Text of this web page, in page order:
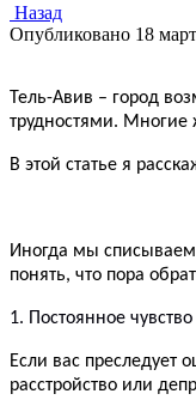
Назад
Опубликовано 18
Тель-Авив – город
трудностями. Многие
В этой статье я
Иногда мы списываем
понять, что пора
1. Постоянное
Если вас преследует
расстройство или